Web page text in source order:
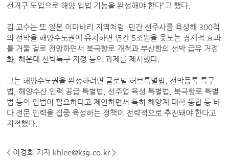
선거구 도입으로 해양 입법 기능을 완성해야 한다”고 했다.
김 교수는 또 일본 이마바리 지역처럼 민간 선주사를 육성해 300척
의 선박을 해양수도권에 유치하면 연간 5조원을 웃도는 경제적 효과
를 거둘 걸로 전망하면서 북극항로 개척과 부산항의 선박 급유 거점
화, 해운대 선박특구 지정 등의 과제를 제시했다.
그는 해양수도권을 완성하려면 글로벌 허브특별법, 선박등록 특구
법, 해양수산 인력 공급 특별법, 선주업 육성 특별법, 북극항로 특별
법 등의 입법이 필요하다고 제언하면서 특히 해양계 대학 통합 등 바
다 전문 인력을 집중 육성하는 정책이 전략적으로 추진돼야 한다고
지적했다.
< 이경희 기자 khlee@ksg.co.kr >